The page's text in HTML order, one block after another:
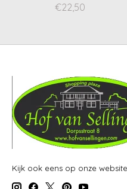
€22,50
Kijk ook eens op onze